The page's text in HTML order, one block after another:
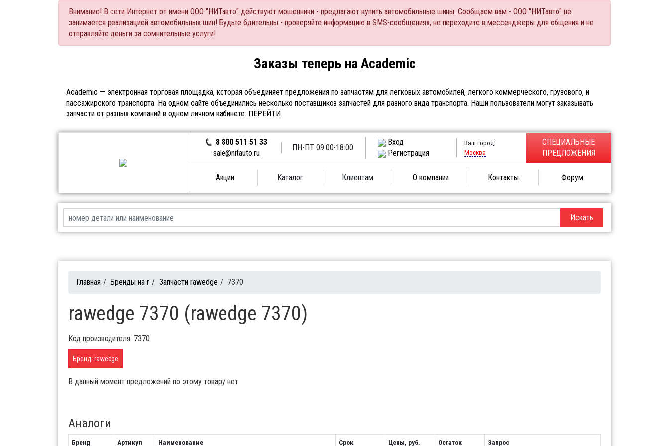
Внимание! В сети Интернет от имени ООО "НИТавто" действуют мошенники - предлагают купить автомобильные шины. Сообщаем вам - ООО "НИТавто" не
занимается реализацией автомобильных шин! Будьте бдительны - проверяйте информацию в SMS-сообщениях, не переходите в мессенджеры для общения и не
отправляйте деньги за сомнительные услуги!
Заказы теперь на Academic
Academic — электронная торговая площадка, которая объединяет предложения по запчастям для легковых автомобилей, легкого коммерческого, грузового, и
пассажирского транспорта. На одном сайте объединились несколько поставщиков запчастей для разного вида транспорта. Наши пользователи могут заказывать
запчасти от разных компаний в одном личном кабинете. ПЕРЕЙТИ
8 800 511 51 33
sale@nitauto.ru
ПН-ПТ 09:00-18:00
Вход
Регистрация
Ваш город:
Москва
СПЕЦИАЛЬНЫЕ
ПРЕДЛОЖЕНИЯ
Акции Каталог Клиентам О компании Контакты Форум
Искать
Главная / Бренды на r / Запчасти rawedge / 7370
rawedge 7370 (rawedge 7370)
Код производителя: 7370
Бренд: rawedge
В данный момент предложений по этому товару нет
Аналоги
Бренд Артикул Наименование Срок Цены, руб. Остаток Запрос